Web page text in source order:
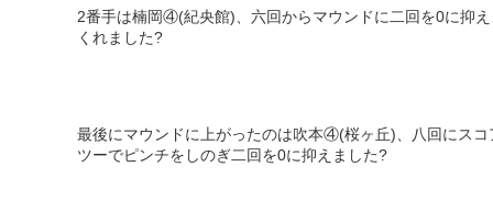
2番手は楠岡④(紀央館) 、六回からマウンドに二回を0に抑
くれました?
最後にマウンドに上がったのは吹本④(桜ヶ丘) 、八回にス
ツーでピンチをしのぎ二回を0に抑えました?